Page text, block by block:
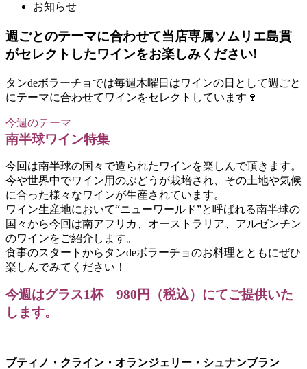
お知らせ
週ごとのテーマに合わせて当店専属ソムリエ島貫
がセレクトしたワインをお楽しみください!
タンdeボラーチョでは毎週木曜日はワインの日として週ごと
にテーマに合わせてワインをセレクトしています🍷
今週のテーマ
南半球ワイン特集
今回は南半球の国々で造られたワインを楽しんで頂きます。
今や世界中でワイン用のぶどうが栽培され、その土地や気候
に合った様々なワインが生産されています。
ワイン生産地において“ニューワールド”と呼ばれる南半球の
国々から今回は南アフリカ、オーストラリア、アルゼンチン
のワインをご紹介します。
食事のスタートからタンdeボラーチョのお料理とともにぜひ
楽しんでみてください！
今週はグラス1杯 980円（税込） にてご提供いた
します。
ブティノ・クライン・オランジェリー・シュナンブラン